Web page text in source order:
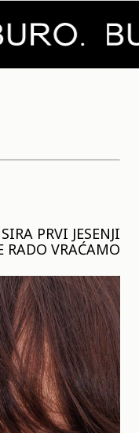
PRVI JESENJI
RADO VRAĆAMO